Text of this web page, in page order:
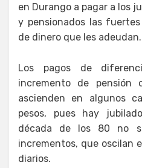
en Durango a pagar a los
y pensionados las
de dinero que les adeudan.
Los pagos de
incremento de pensión
ascienden en algunos
pesos, pues hay
década de los 80 no
incrementos, que oscilan
diarios.